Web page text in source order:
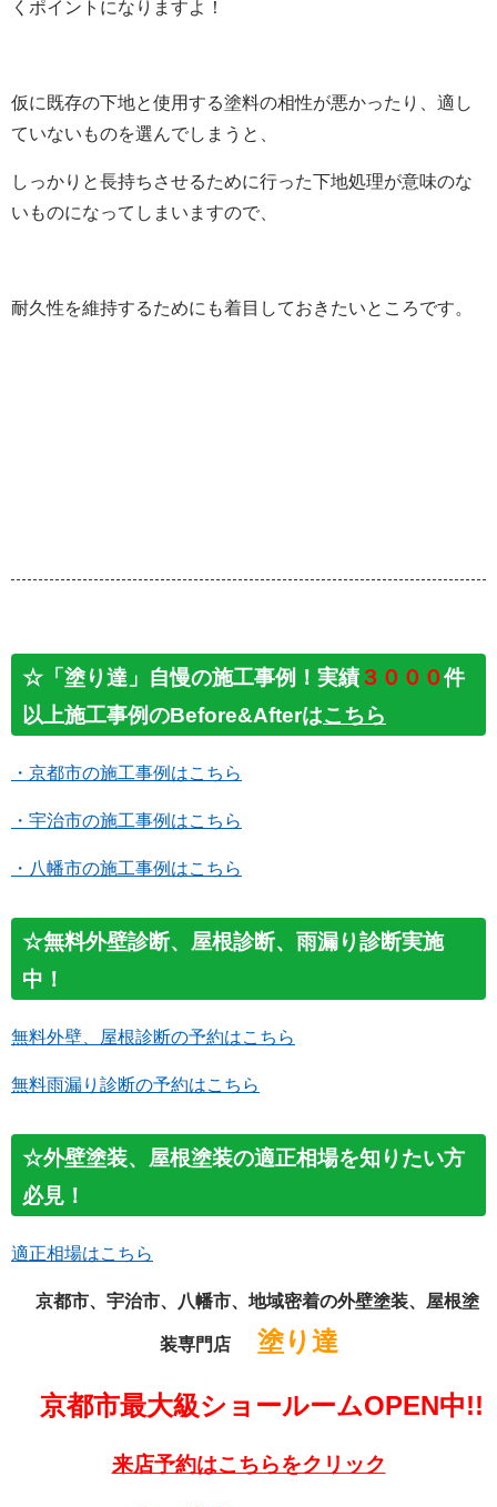
くポイントになりますよ！
仮に既存の下地と使用する塗料の相性が悪かったり、適し
ていないものを選んでしまうと、
しっかりと長持ちさせるために行った下地処理が意味のな
いものになってしまいますので、
耐久性を維持するためにも着目しておきたいところです。
☆「塗り達」自慢の施工事例！実績３０００件
以上施工事例のBefore&Afterはこちら
・京都市の施工事例はこちら
・宇治市の施工事例はこちら
・八幡市の施工事例はこちら
☆無料外壁診断、屋根診断、雨漏り診断実施
中！
無料外壁、屋根診断の予約はこちら
無料雨漏り診断の予約はこちら
☆外壁塗装、屋根塗装の適正相場を知りたい方
必見！
適正相場はこちら
京都市、宇治市、八幡市、地域密着の外壁塗装、屋根塗
装専門店塗り達
京都市最大級ショールームOPEN中!!
来店予約はこちらをクリック